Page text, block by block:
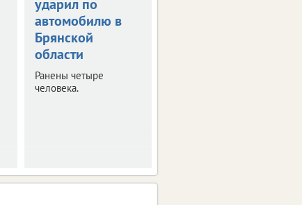
ударил по
автомобилю в
Брянской
области
Ранены четыре
человека.